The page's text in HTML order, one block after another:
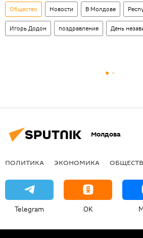
Общество Новости В Молдове
Игорь Додон поздравление День
Молдова
ПОЛИТИКА ЭКОНОМИКА
Telegram OK